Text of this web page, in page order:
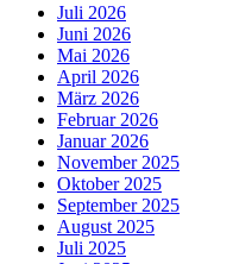
Juli 2026
Juni 2026
Mai 2026
April 2026
März 2026
Februar 2026
Januar 2026
November 2025
Oktober 2025
September 2025
August 2025
Juli 2025